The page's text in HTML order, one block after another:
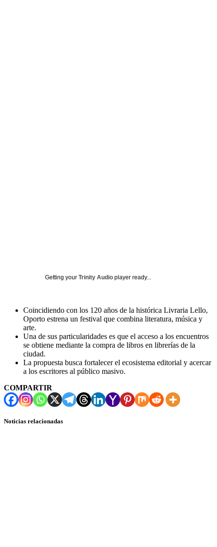
Getting your Trinity Audio player ready...
Coincidiendo con los 120 años de la histórica Livraria Lello,
Oporto estrena un festival que combina literatura, música y
arte.
Una de sus particularidades es que el acceso a los encuentros
se obtiene mediante la compra de libros en librerías de la
ciudad.
La propuesta busca fortalecer el ecosistema editorial y acercar
a los escritores al público masivo.
COMPARTIR
Noticias relacionadas